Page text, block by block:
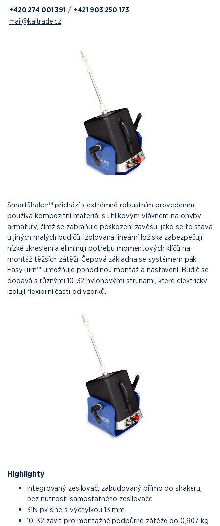
+420 274 001 391 +421 903 250 173
mail@kaitrade.cz
SmartShaker™ přichází s extrémně robustním provedením,
používá kompozitní materiál s uhlíkovým vláknem na ohyby
armatury, čímž se zabraňuje poškození závěsu, jako se to stává
u jiných malých budičů. Izolovaná lineární ložiska zabezpečují
nízké zkreslení a eliminují potřebu momentových klíčů na
montáž těžších zátěží. Čepová základna se systémem pák
EasyTurn™ umožňuje pohodlnou montáž a nastavení. Budič se
dodává s různými 10-32 nylonovými strunami, které elektricky
izolují flexibilní časti od vzorků.
Highlighty
integrovaný zesilovač, zabudovaný přímo do shakeru,
bez nutnosti samostatného zesilovače
31N pk sine s výchylkou 13 mm
10-32 závit pro montážně podpůrné zátěže do 0,907 kg